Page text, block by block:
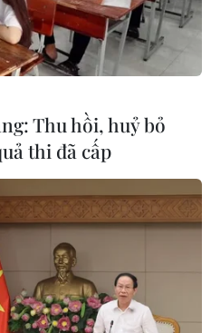
đồng nghiệp nhân
Nhất
Thu hồi, huỷ bỏ
thi đã cấp